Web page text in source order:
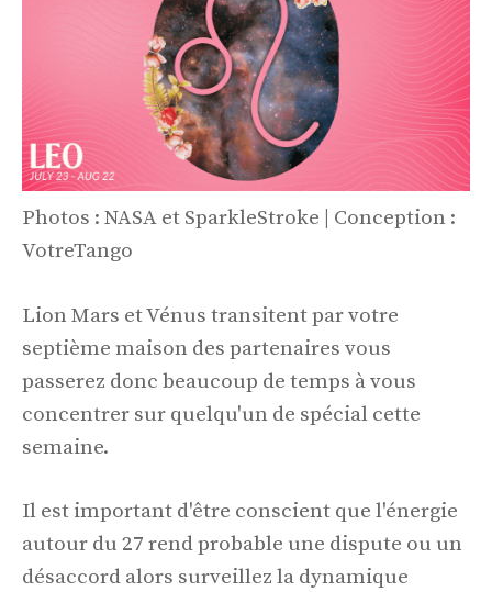
Photos : NASA et SparkleStroke | Conception :
VotreTango
Lion Mars et Vénus transitent par votre
septième maison des partenaires vous
passerez donc beaucoup de temps à vous
concentrer sur quelqu'un de spécial cette
semaine.
Il est important d'être conscient que l'énergie
autour du 27 rend probable une dispute ou un
désaccord alors surveillez la dynamique